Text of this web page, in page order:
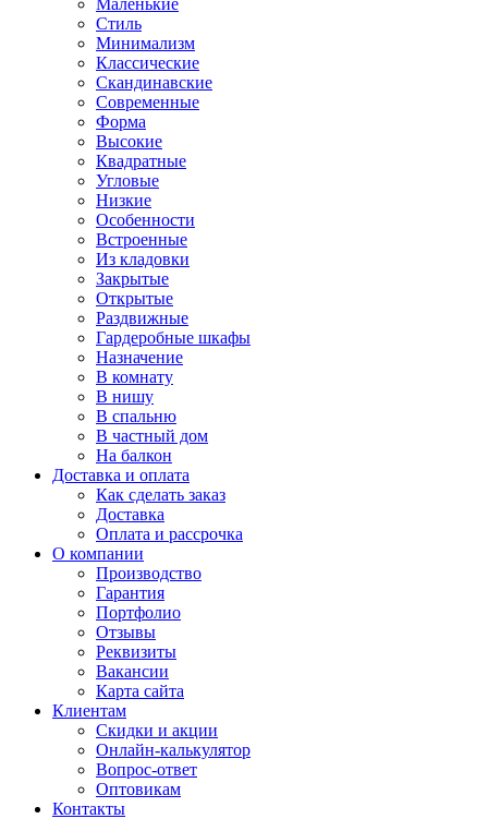
Маленькие
Стиль
Минимализм
Классические
Скандинавские
Современные
Форма
Высокие
Квадратные
Угловые
Низкие
Особенности
Встроенные
Из кладовки
Закрытые
Открытые
Раздвижные
Гардеробные шкафы
Назначение
В комнату
В нишу
В спальню
В частный дом
На балкон
Доставка и оплата
Как сделать заказ
Доставка
Оплата и рассрочка
О компании
Производство
Гарантия
Портфолио
Отзывы
Реквизиты
Вакансии
Карта сайта
Клиентам
Скидки и акции
Онлайн-калькулятор
Вопрос-ответ
Оптовикам
Контакты